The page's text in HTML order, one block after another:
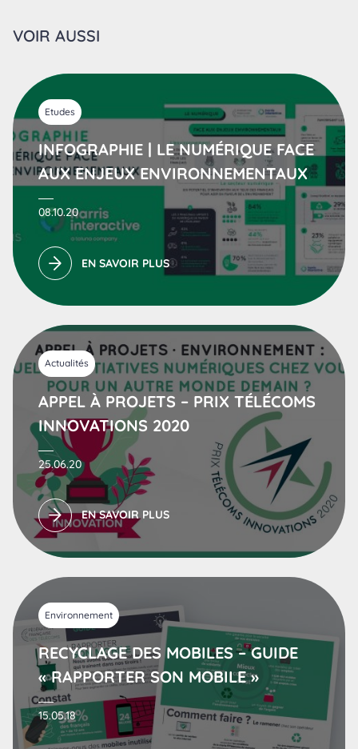
VOIR AUSSI
Etudes
INFOGRAPHIE | LE NUMÉRIQUE FACE
AUX ENJEUX ENVIRONNEMENTAUX
08.10.20
EN SAVOIR PLUS
Actualités
APPEL À PROJETS – PRIX TÉLÉCOMS
INNOVATIONS 2020
25.06.20
EN SAVOIR PLUS
Environnement
RECYCLAGE DES MOBILES – GUIDE
« RAPPORTER SON MOBILE »
15.05.18